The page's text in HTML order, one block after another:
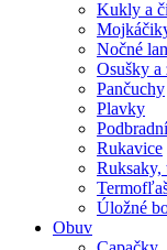
Kukly a
Nočné
Osušky a
Pančuchy
Plavky
Rukavice
Ruksaky,
Úložné
Obuv